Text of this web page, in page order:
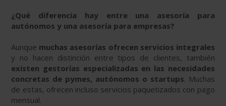
¿Qué diferencia hay entre una asesoría para
autónomos y una asesoría para empresas?
Aunque muchas asesorías ofrecen servicios integrales
y no hacen distinción entre tipos de clientes, también
existen gestorías especializadas en las necesidades
concretas de pymes, autónomos o startups. Muchas
de estas, ofrecen incluso servicios paquetizados con pago
mensual.